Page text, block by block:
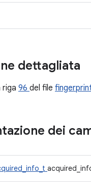
dettagliata
riga 96 del file
dei